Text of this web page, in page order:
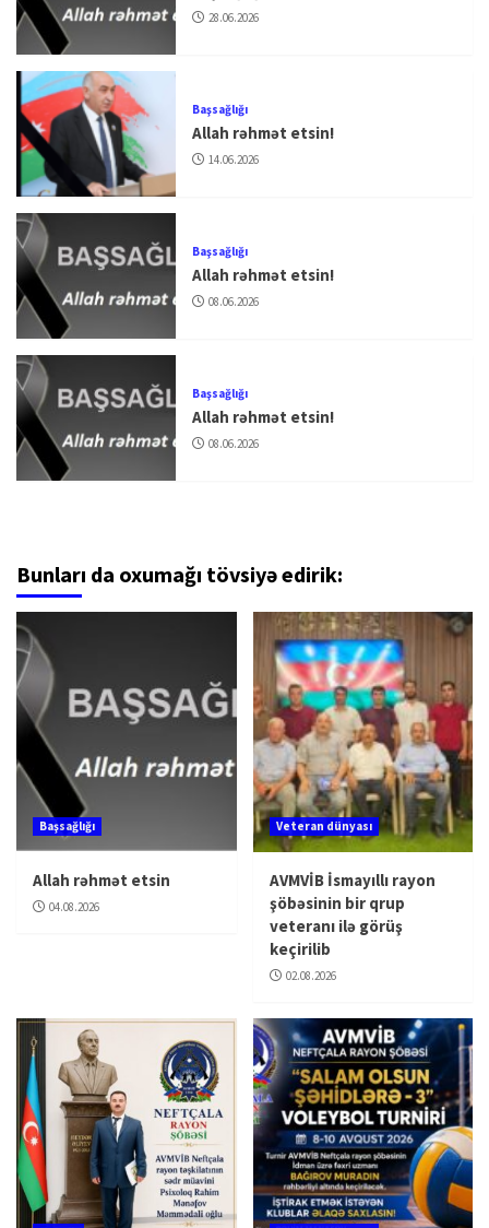
28.06.2026
Başsağlığı
Allah rəhmət etsin!
14.06.2026
Başsağlığı
Allah rəhmət etsin!
08.06.2026
Başsağlığı
Allah rəhmət etsin!
08.06.2026
Bunları da oxumağı tövsiyə edirik:
Başsağlığı
Allah rəhmət etsin
04.08.2026
Veteran dünyası
AVMVİB İsmayıllı rayon
şöbəsinin bir qrup
veteranı ilə görüş
keçirilib
02.08.2026